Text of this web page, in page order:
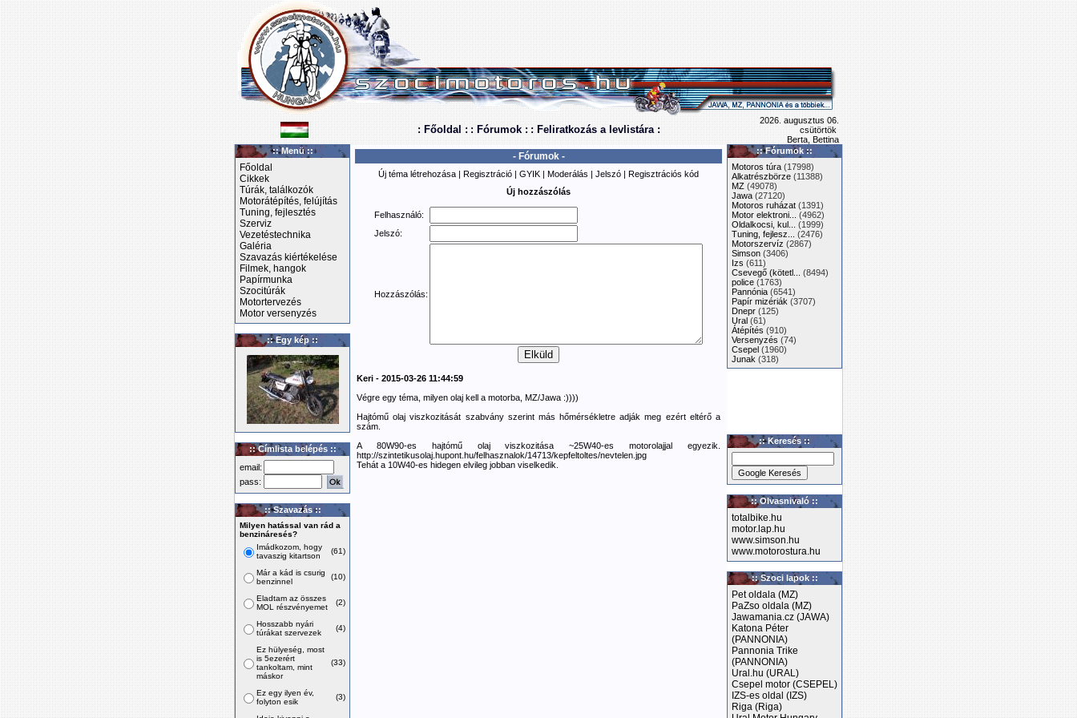
: Főoldal : : Fórumok : : Feliratkozás a levlistára :
2026. augusztus 06.
csütörtök
Berta, Bettina
:: Menü ::
Főoldal
Cikkek
Túrák, találkozók
Motorátépítés, felújítás
Tuning, fejlesztés
Szerviz
Vezetéstechnika
Galéria
Szavazás kiértékelése
Filmek, hangok
Papírmunka
Szocitúrák
Motortervezés
Motor versenyzés
:: Egy kép ::
:: Címlista belépés ::
email:
pass:
:: Szavazás ::
Milyen hatással van rád a
benzináresés?
Imádkozom, hogy
tavaszig kitartson
(61)
Már a kád is csurig
benzinnel
(10)
Eladtam az összes
MOL részvényemet
(2)
Hosszabb nyári
túrákat szervezek
(4)
Ez hülyeség, most
is 5ezerért
tankoltam, mint
máskor
(33)
Ez egy ilyen év,
folyton esik
(3)
- Fórumok -
Új téma létrehozása | Regisztráció | GYIK | Moderálás | Jelszó | Regisztrációs kód
Új hozzászólás
Felhasználó:
Jelszó:
Hozzászólás:
Keri - 2015-03-26 11:44:59
Végre egy téma, milyen olaj kell a motorba, MZ/Jawa :))))
Hajtómű olaj viszkozitását szabvány szerint más hőmérsékletre adják meg ezért eltérő a
szám.
A 80W90-es hajtómű olaj viszkozitása ~25W40-es motorolajjal egyezik.
http://szintetikusolaj.hupont.hu/felhasznalok/14713/kepfeltoltes/nevtelen.jpg
Tehát a 10W40-es hidegen elvileg jobban viselkedik.
:: Fórumok ::
Motoros túra (17998)
Alkatrészbörze (11388)
MZ (49078)
Jawa (27120)
Motoros ruházat (1391)
Motor elektroni...
(4962)
Oldalkocsi, kul...
(1999)
Tuning, fejlesz...
(2476)
Motorszervíz (2867)
Simson (3406)
Izs (611)
Csevegő (kötetl...
(8494)
police (1763)
Pannónia (6541)
Papír mizériák (3707)
Dnepr (125)
Ural (61)
Átépítés (910)
Versenyzés (74)
Csepel (1960)
Junak (318)
:: Keresés ::
:: Olvasnivaló ::
totalbike.hu
motor.lap.hu
www.simson.hu
www.motorostura.hu
:: Szoci lapok ::
Pet oldala (MZ)
PaZso oldala (MZ)
Jawamania.cz (JAWA)
Katona Péter
(PANNONIA)
Pannonia Trike
(PANNONIA)
Ural.hu (URAL)
Csepel motor (CSEPEL)
IZS-es oldal (IZS)
Riga (Riga)